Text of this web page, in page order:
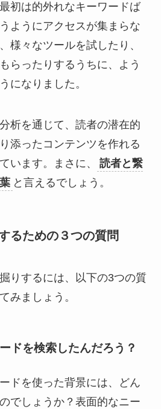
初は的外れなキーワードば
ようにアクセスが集まらな
様々なツールを試したり、
らったりするうちに、よう
になりました。
析を通じて、読者の潜在的
添ったコンテンツを作れる
います。まさに、
読者と繋
と言えるでしょう。
るための３つの質問
りするには、以下の3つの質
みましょう。
ドを検索したんだろう？
ドを使った背景には、どん
でしょうか？表面的なニー